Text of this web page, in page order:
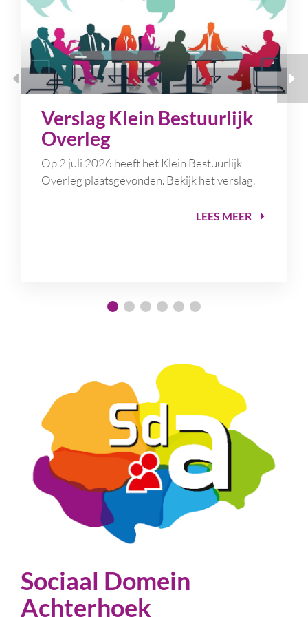
Verslag Klein Bestuurlijk
Overleg
Op 2 juli 2026 heeft het Klein Bestuurlijk
Overleg plaatsgevonden. Bekijk het verslag.
LEES MEER
Sociaal Domein
Achterhoek